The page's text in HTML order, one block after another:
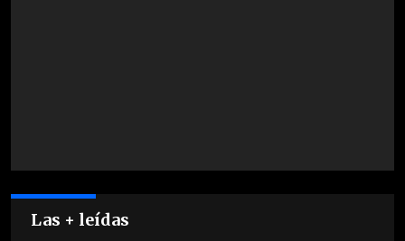
Las + leídas